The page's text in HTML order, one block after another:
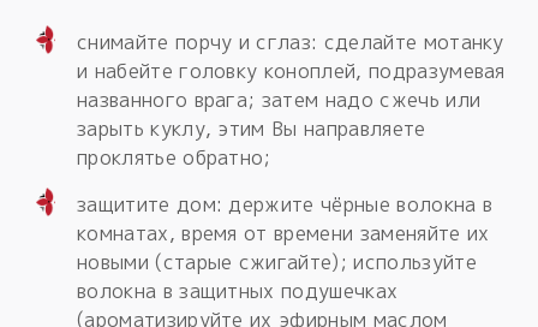
снимайте порчу и сглаз: сделайте мотанку
и набейте головку коноплей, подразумевая
названного врага; затем надо сжечь или
зарыть куклу, этим Вы направляете
проклятье обратно;
защитите дом: держите чёрные волокна в
комнатах, время от времени заменяйте их
новыми (старые сжигайте); используйте
волокна в защитных подушечках
(ароматизируйте их эфирным маслом